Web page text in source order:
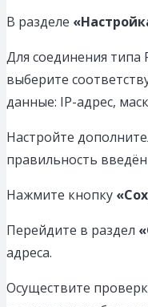
В разделе
Для соединения типа
выберите
данные: IP-адрес,
Настройте
правильность
Нажмите кнопку
Перейдите в раздел
адреса.
Осуществите